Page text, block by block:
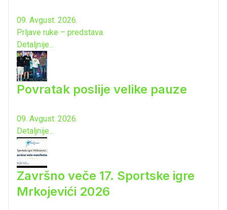
09. Avgust. 2026.
Prljave ruke – predstava.
Detaljnije...
Povratak poslije velike pauze
09. Avgust. 2026.
Detaljnije...
Završno veče 17. Sportske igre
Mrkojevići 2026